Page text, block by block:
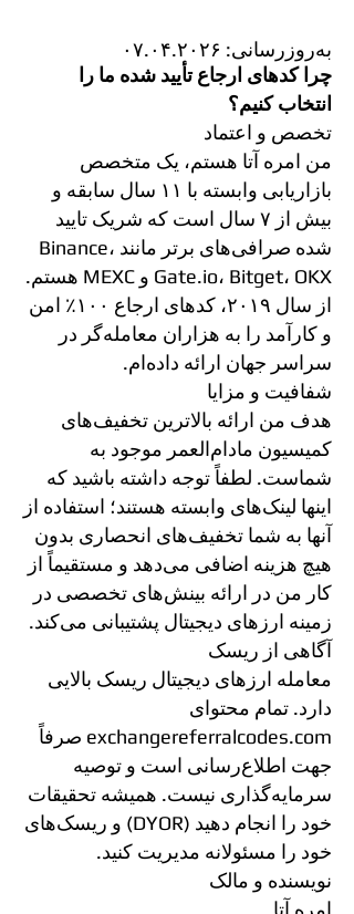
به‌روزرسانی: ۰۷.۰۴.۲۰۲۶
چرا کدهای ارجاع تأیید شده ما را
انتخاب کنیم؟
تخصص و اعتماد
من امره آتا هستم، یک متخصص
بازاریابی وابسته با ۱۱ سال سابقه و
بیش از ۷ سال است که شریک تایید
شده صرافی‌های برتر مانند Binance،
Gate.io، Bitget، OKX و MEXC هستم.
از سال ۲۰۱۹، کدهای ارجاع ۱۰۰٪ امن
و کارآمد را به هزاران معامله‌گر در
سراسر جهان ارائه داده‌ام.
شفافیت و مزایا
هدف من ارائه بالاترین تخفیف‌های
کمیسیون مادام‌العمر موجود به
شماست. لطفاً توجه داشته باشید که
اینها لینک‌های وابسته هستند؛ استفاده از
آنها به شما تخفیف‌های انحصاری بدون
هیچ هزینه اضافی می‌دهد و مستقیماً از
کار من در ارائه بینش‌های تخصصی در
زمینه ارزهای دیجیتال پشتیبانی می‌کند.
آگاهی از ریسک
معامله ارزهای دیجیتال ریسک بالایی
دارد. تمام محتوای
exchangereferralcodes.com صرفاً
جهت اطلاع‌رسانی است و توصیه
سرمایه‌گذاری نیست. همیشه تحقیقات
خود را انجام دهید (DYOR) و ریسک‌های
خود را مسئولانه مدیریت کنید.
نویسنده و مالک
امره آتا